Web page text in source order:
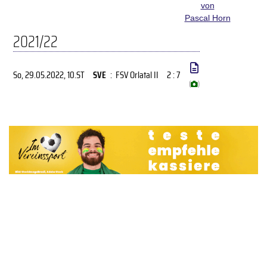
von
Pascal Horn
2021/22
So, 29.05.2022, 10.ST SVE : FSV Orlatal II 2 : 7
( )